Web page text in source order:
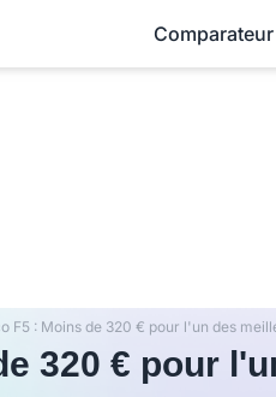
320 € pour